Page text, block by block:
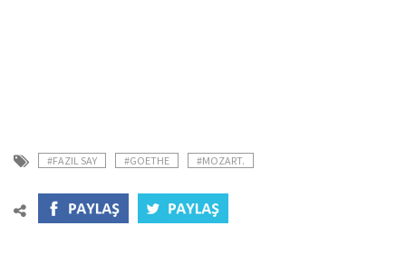
#FAZIL SAY #GOETHE #MOZART.